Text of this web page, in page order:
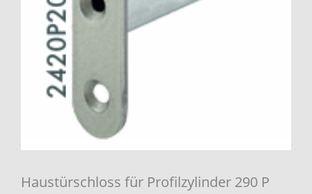
Haustürschloss für Profilzylinder 290 P